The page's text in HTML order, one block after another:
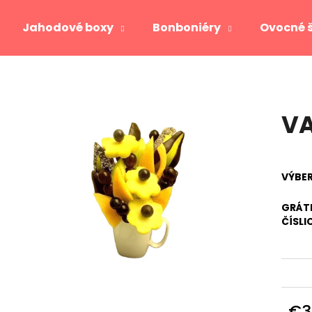
Jahodové boxy Bonboniéry Ovocné
Odporúčame